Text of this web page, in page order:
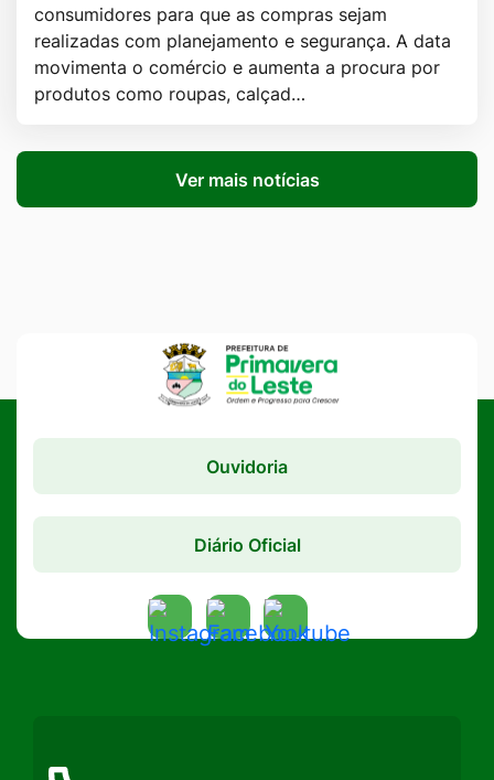
consumidores para que as compras sejam
realizadas com planejamento e segurança. A data
movimenta o comércio e aumenta a procura por
produtos como roupas, calçad…
Ver mais notícias
Ouvidoria
Diário Oficial
Acessar
a
Acessar
a
Acessar
a